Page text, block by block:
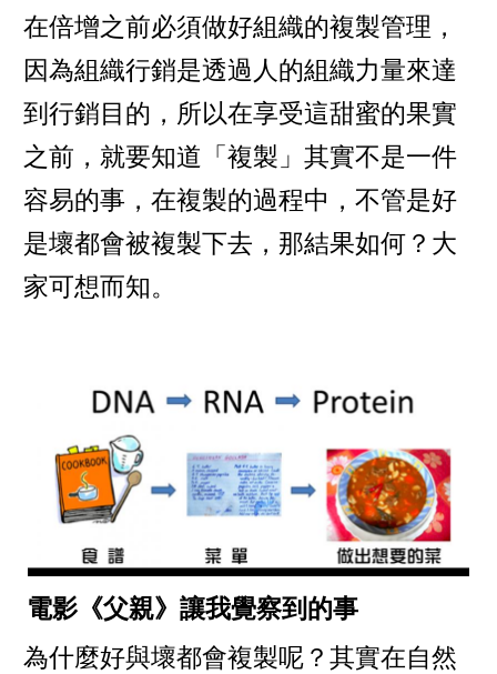
在倍增之前必須做好組織的複製管理，
因為組織行銷是透過人的組織力量來達
到行銷目的，所以在享受這甜蜜的果實
之前，就要知道「複製」其實不是一件
容易的事，在複製的過程中，不管是好
是壞都會被複製下去，那結果如何？大
家可想而知。
電影《父親》讓我覺察到的事
為什麼好與壞都會複製呢？其實在自然